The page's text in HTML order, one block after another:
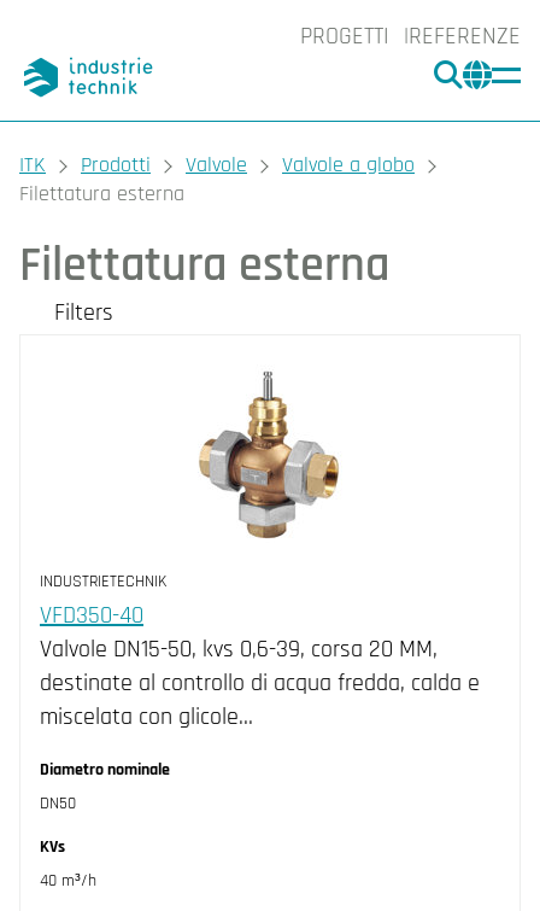
PROGETTI REFERENZE
CERCA
You are here:
ITK Prodotti Valvole
Valvole a globo
Filettatura esterna
Filettatura esterna
Filters
Teleraffrescamento (18)
Diametro nominale
DN20 (5)
DN25 (5)
DN32 (5)
Standard per attuatori RVAN5.../RVAN10... (2)
INDUSTRIETECHNIK
VFD350-40
Valvole DN15-50, kvs 0,6-39, corsa 20 MM,
destinate al controllo di acqua fredda, calda e
miscelata con glicole…
Diametro nominale
DN50
KVs
40 m³/h